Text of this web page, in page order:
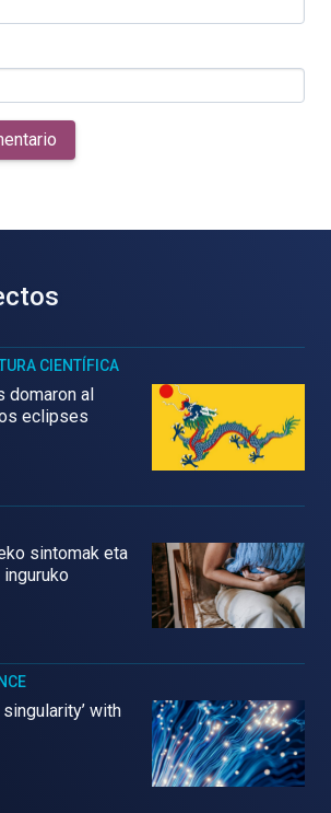
CIENTÍFICA
domaron al
eclipses
sintomak eta
with